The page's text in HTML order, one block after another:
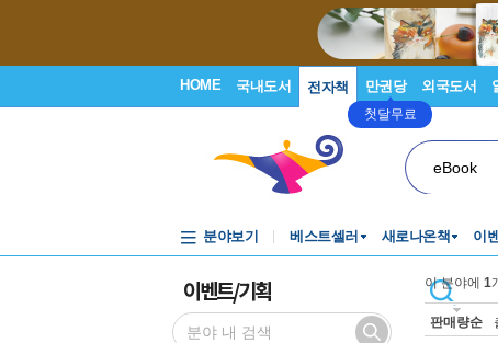
HOME 국내도서 전자책 만권당
첫달무료
외국도서
eBook
분야보기 베스트셀러 새로나온책 이
이벤트/기획 이 분야에 1
판매량순